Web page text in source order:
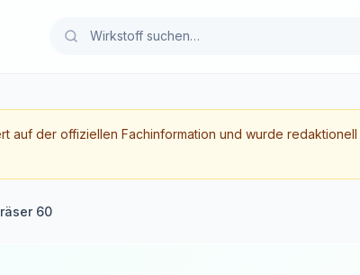
auf der offiziellen Fachinformation und wurde
60